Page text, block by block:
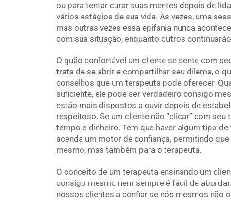
ou para tentar curar suas mentes depois de
vários estágios de sua vida. Às vezes, uma
mas outras vezes essa epifania nunca
com sua situação, enquanto outros
O quão confortável um cliente se sente com
trata de se abrir e compartilhar seu dilema, o
conselhos que um terapeuta pode oferecer.
suficiente, ele pode ser verdadeiro consigo
estão mais dispostos a ouvir depois de
respeitoso. Se um cliente não “clicar” com
tempo e dinheiro. Tem que haver algum tipo
acenda um motor de confiança, permitindo
mesmo, mas também para o terapeuta.
O conceito de um terapeuta ensinando um
consigo mesmo nem sempre é fácil de
nossos clientes a confiar se nós mesmos não